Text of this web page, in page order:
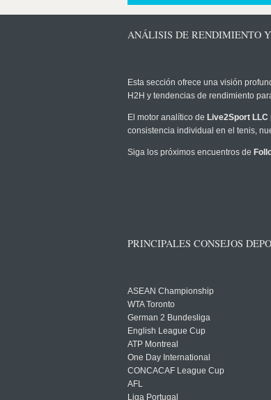
ANÁLISIS DE RENDIMIENTO
Esta sección ofrece una visión
H2H y tendencias de rendimiento
El motor analítico de Live2Sport LLC
consistencia individual en el tenis,
Siga los próximos encuentros de
PRINCIPALES CONSEJOS
ASEAN Championship
WTA Toronto
German 2 Bundesliga
English League Cup
ATP Montreal
One Day International
CONCACAF League Cup
AFL
Liga Portugal